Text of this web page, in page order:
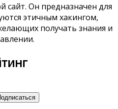
сайт. Он предназначен для
этичным хакингом,
получать знания и